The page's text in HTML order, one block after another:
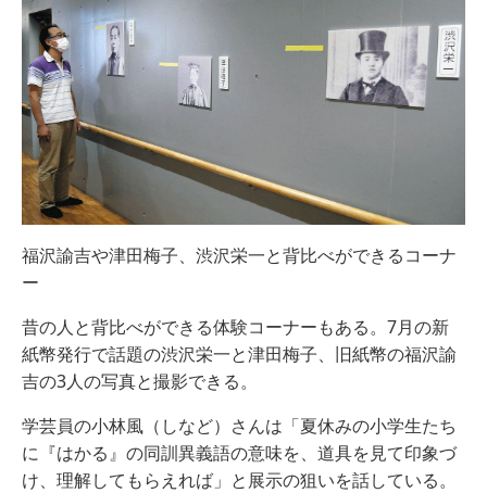
福沢諭吉や津田梅子、渋沢栄一と背比べができるコーナ
ー
昔の人と背比べができる体験コーナーもある。7月の新
紙幣発行で話題の渋沢栄一と津田梅子、旧紙幣の福沢諭
吉の3人の写真と撮影できる。
学芸員の小林風（しなど）さんは「夏休みの小学生たち
に『はかる』の同訓異義語の意味を、道具を見て印象づ
け、理解してもらえれば」と展示の狙いを話している。